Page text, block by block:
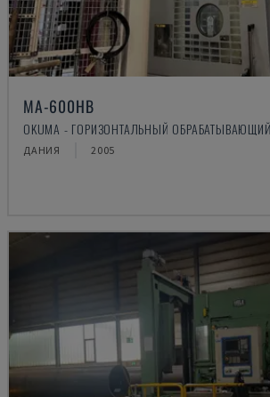
MA-600HB
OKUMA - ГОРИЗОНТАЛЬНЫЙ
ДАНИЯ 2005